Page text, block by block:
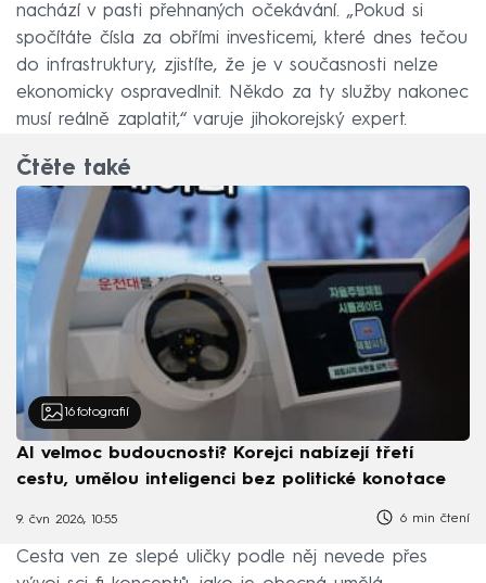
nachází v pasti přehnaných očekávání. „Pokud si
spočítáte čísla za obřími investicemi, které dnes tečou
do infrastruktury, zjistíte, že je v současnosti nelze
ekonomicky ospravedlnit. Někdo za ty služby nakonec
musí reálně zaplatit,“ varuje jihokorejský expert.
Čtěte také
16 fotografií
AI velmoc budoucnosti? Korejci nabízejí třetí
cestu, umělou inteligenci bez politické konotace
9. čvn 2026, 10:55 6 min čtení
Cesta ven ze slepé uličky podle něj nevede přes